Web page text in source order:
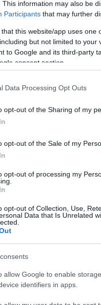
This information may also be
Participants that may further
that this website/app uses
but not limited to
to Google and its third-party
consent section.
Data Processing Opt Outs
opt-out of the Sharing of my
opt-out of the Sale of my
opt-out of processing my
opt-out of Collection, Use,
Data that Is Unrelated
allow Google to enable
identifiers in apps.
Szászi-borok
id/13070
szerkesztőjéhez. Részletek a
Felhasználási